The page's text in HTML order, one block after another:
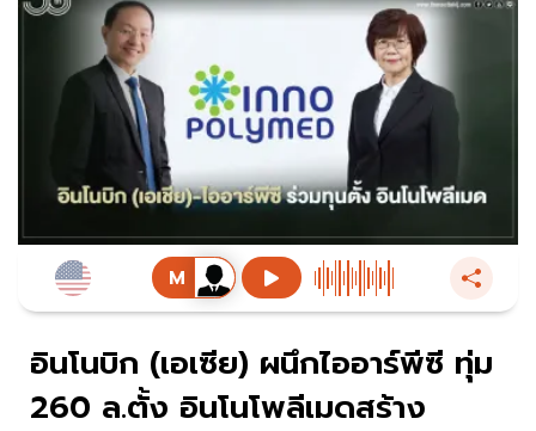
อินโนบิก (เอเซีย) ผนึกไออาร์พีซี ทุ่ม
260 ล.ตั้ง อินโนโพลีเมดสร้าง